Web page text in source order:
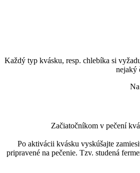
Každý typ kvásku, resp. chlebíka si
nejaký
Začiatočníkom v pečení
Po aktivácii kvásku vyskúšajte
pripravené na pečenie. Tzv. studená